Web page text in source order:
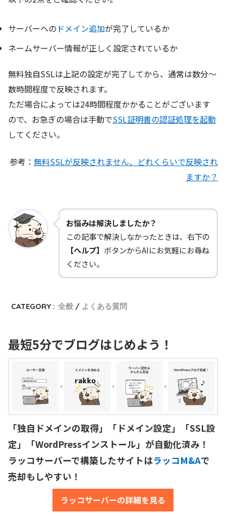
サーバーへの ドメイン追加が完了しているか
ネームサーバー情報が正しく設定されているか
無料独自SSLは上記の設定が完了してから、通常は数分～
数時間程度で反映されます。
ただ場合によっては24時間程度かかることがございます
ので、お急ぎの場合は手動でSSL証明書の認証処理を起動
してください。
参考： 無料SSLが反映されません、どれくらいで反映され
ますか？
お悩みは解決しましたか？
この記事で解決しなかったときは、右下の
【ヘルプ】 ボタンからAIにお気軽にお尋ね
ください。
CATEGORY : 全般 よくある質問
最短5分でブログはじめよう！
「独自ドメインの取得」「ドメイン設定」「SSL設
定」「WordPressインストール」が自動化済み！
ラッコサーバーで構築したサイトはラッコM&Aで
売却もしやすい！
ラッコサーバーの詳細を見る